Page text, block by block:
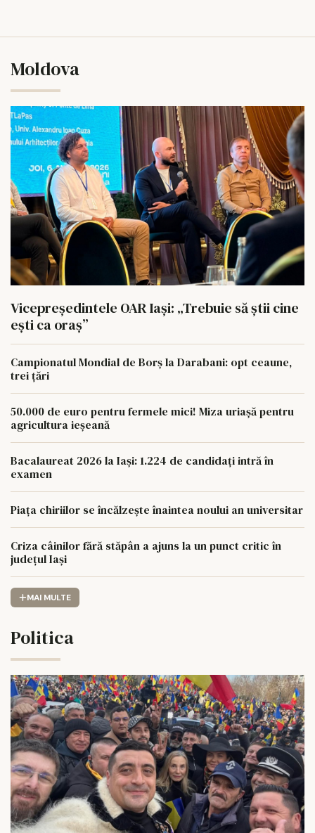
Moldova
Vicepreședintele OAR Iași: „Trebuie să știi cine
ești ca oraș”
Campionatul Mondial de Borș la Darabani: opt ceaune,
trei țări
50.000 de euro pentru fermele mici! Miza uriașă pentru
agricultura ieșeană
Bacalaureat 2026 la Iași: 1.224 de candidați intră în
examen
Piața chiriilor se încălzește înaintea noului an universitar
Criza câinilor fără stăpân a ajuns la un punct critic în
județul Iași
MAI MULTE
Politica